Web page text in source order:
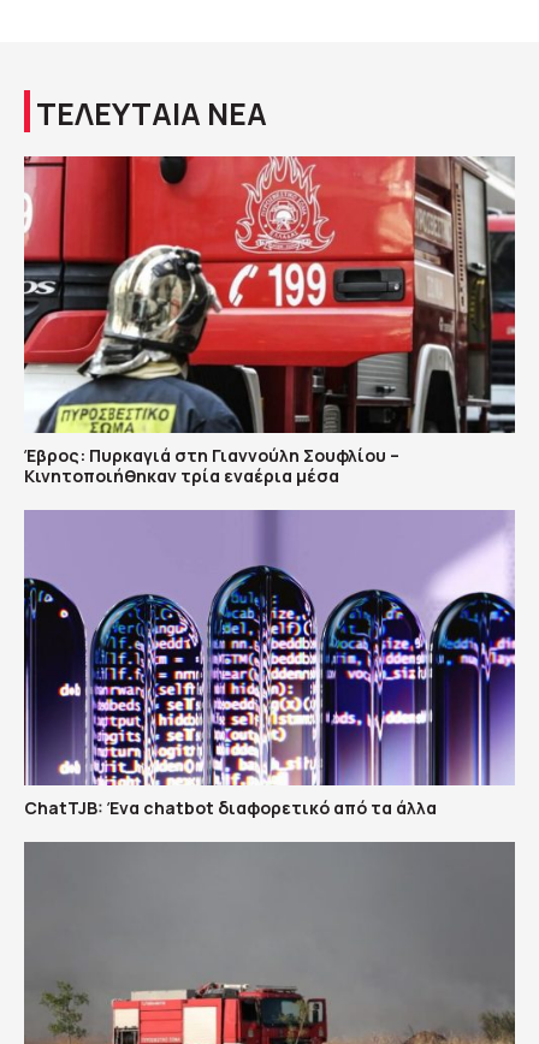
ΤΕΛΕΥΤΑΙΑ ΝΕΑ
Έβρος: Πυρκαγιά στη Γιαννούλη Σουφλίου –
Κινητοποιήθηκαν τρία εναέρια μέσα
ChatTJB: Ένα chatbot διαφορετικό από τα άλλα